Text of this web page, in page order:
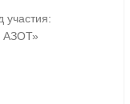
участия: